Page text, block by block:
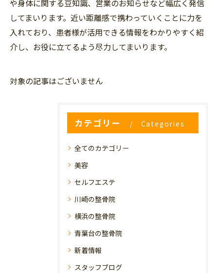
や身体に関する豆知識、営業のお知らせなど幅広く発信
してまいります。近い距離感で携わっていくことに力を
入れており、患者様が活用できる情報をわかりやすく紹
介し、お役に立てるよう尽力してまいります。
対象の記事はございません
カテゴリー Categories
全てのカテゴリー
美容
セルフエステ
川崎の整骨院
横浜の整骨院
青葉台の整骨院
新着情報
スタッフブログ